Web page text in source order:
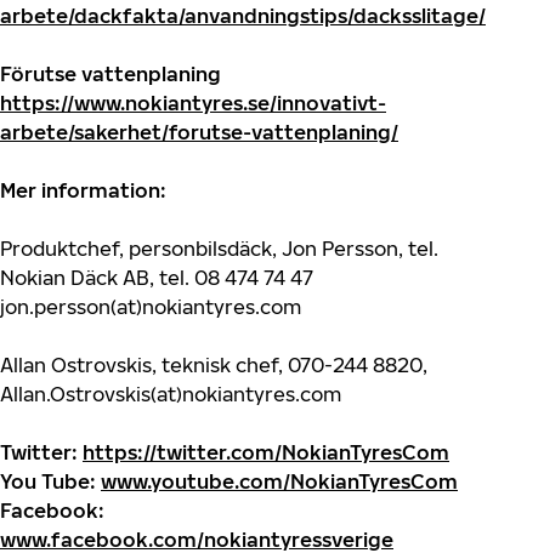
arbete/dackfakta/anvandningstips/dacksslitage/
Förutse vattenplaning
https://www.nokiantyres.se/innovativt-
arbete/sakerhet/forutse-vattenplaning/
Mer information:
Produktchef, personbilsdäck, Jon Persson, tel.
Nokian Däck AB, tel. 08 474 74 47
jon.persson(at)nokiantyres.com
Allan Ostrovskis, teknisk chef, 070-244 8820,
Allan.Ostrovskis(at)nokiantyres.com
Twitter: https://twitter.com/NokianTyresCom
You Tube: www.youtube.com/NokianTyresCom
Facebook:
www.facebook.com/nokiantyressverige